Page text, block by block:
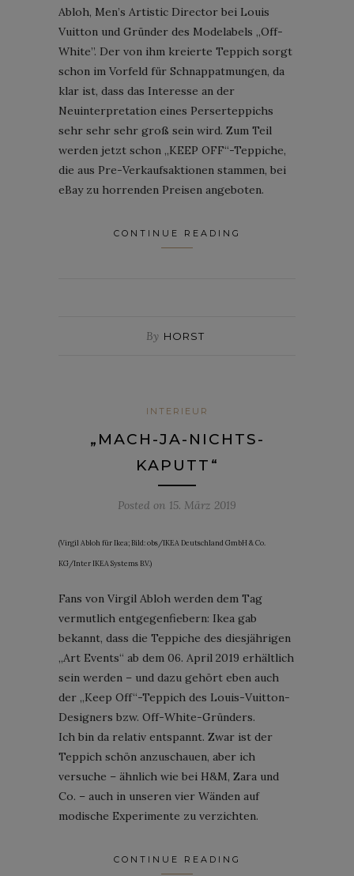
Abloh, Men’s Artistic Director bei Louis
Vuitton und Gründer des Modelabels „Off-
White”. Der von ihm kreierte Teppich sorgt
schon im Vorfeld für Schnappatmungen, da
klar ist, dass das Interesse an der
Neuinterpretation eines Perserteppichs
sehr sehr sehr groß sein wird. Zum Teil
werden jetzt schon „KEEP OFF“-Teppiche,
die aus Pre-Verkaufsaktionen stammen, bei
eBay zu horrenden Preisen angeboten.
CONTINUE READING
By HORST
INTERIEUR
„MACH-JA-NICHTS-
KAPUTT“
Posted on 15. März 2019
(Virgil Abloh für Ikea; Bild: obs/IKEA Deutschland GmbH & Co.
KG/Inter IKEA Systems B.V.)
Fans von Virgil Abloh werden dem Tag
vermutlich entgegenfiebern: Ikea gab
bekannt, dass die Teppiche des diesjährigen
„Art Events“ ab dem 06. April 2019 erhältlich
sein werden – und dazu gehört eben auch
der „Keep Off“-Teppich des Louis-Vuitton-
Designers bzw. Off-White-Gründers.
Ich bin da relativ entspannt. Zwar ist der
Teppich schön anzuschauen, aber ich
versuche – ähnlich wie bei H&M, Zara und
Co. – auch in unseren vier Wänden auf
modische Experimente zu verzichten.
CONTINUE READING